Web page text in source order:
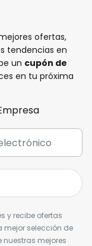
ofertas,
tendencias en
un cupón de
en tu próxima
y recibe ofertas
mejor selección de
mejores